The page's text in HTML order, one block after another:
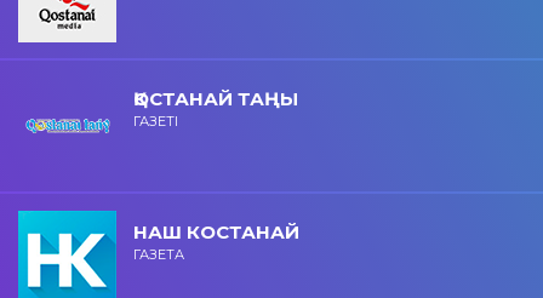
ҚОСТАНАЙ ТАҢЫ
ГАЗЕТІ
НАШ КОСТАНАЙ
ГАЗЕТА